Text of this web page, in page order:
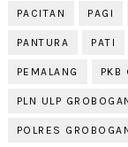
PACITAN PAGI
PANTURA PATI
PEMALANG PKB
PLN ULP
POLRES